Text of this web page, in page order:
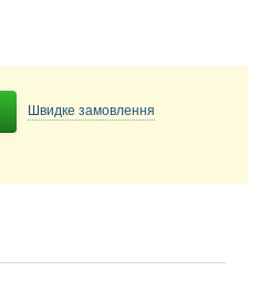
Швидке замовлення